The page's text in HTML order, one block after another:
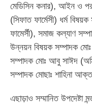
মেডিসিন কনার), আইন ও
(সিফাত ফার্মেসী) ধর্ম
ফামের্সী), সমাজ কল্যাণ
উন্নয়ন বিষয়ক সম্পাদক মোঃ
সম্পাদক মোঃ আবু সাঈদ
সম্পাদক মোছাঃ শাহিনা
এছাড়াও সম্মানিত উপদেষ্টা